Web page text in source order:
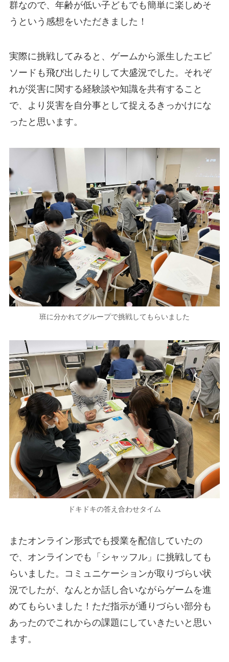
群なので、年齢が低い子どもでも簡単に楽しめそ
うという感想をいただきました！
実際に挑戦してみると、ゲームから派生したエピ
ソードも飛び出したりして大盛況でした。それぞ
れが災害に関する経験談や知識を共有すること
で、より災害を自分事として捉えるきっかけにな
ったと思います。
班に分かれてグループで挑戦してもらいました
ドキドキの答え合わせタイム
またオンライン形式でも授業を配信していたの
で、オンラインでも「シャッフル」に挑戦しても
らいました。コミュニケーションが取りづらい状
況でしたが、なんとか話し合いながらゲームを進
めてもらいました！ただ指示が通りづらい部分も
あったのでこれからの課題にしていきたいと思い
ます。